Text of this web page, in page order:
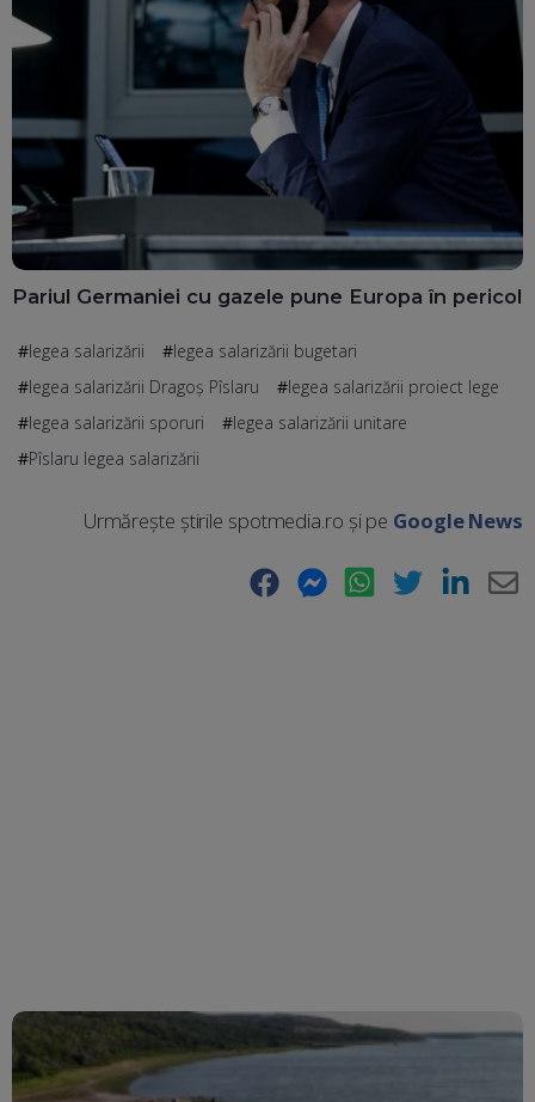
Pariul Germaniei cu gazele pune Europa în pericol
legea salarizării
legea salarizării bugetari
legea salarizării Dragoș Pîslaru
legea salarizării proiect lege
legea salarizării sporuri
legea salarizării unitare
Pîslaru legea salarizării
Urmărește știrile spotmedia.ro și pe Google News
Facebook Messenger WhatsApp Twitter LinkedIn